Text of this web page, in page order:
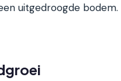
uitgedroogde bodem.